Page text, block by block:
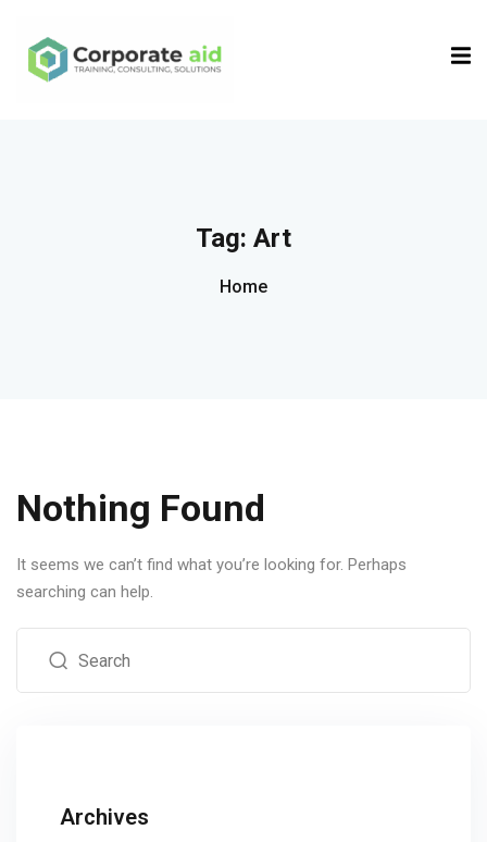
Tag: Art
Home
Nothing Found
It seems we can’t find what you’re looking for. Perhaps
searching can help.
Archives
Sign in